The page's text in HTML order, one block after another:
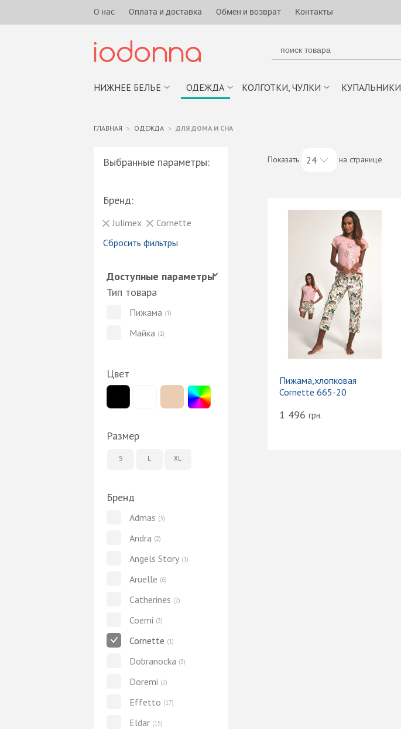
О нас Оплата и доставка Обмен и возврат Контакты
НИЖНЕЕ БЕЛЬЕ ОДЕЖДА КОЛГОТКИ, ЧУЛКИ КУПАЛЬНИКИ
ГЛАВНАЯ ОДЕЖДА ДЛЯ ДОМА И СНА
Показать 24 на странице
Пижама,хлопковая
Cornette 665-20
1 496 грн.
Выбранные параметры:
Бренд:
Julimex
Cornette
Сбросить фильтры
Доступные параметры
Тип товара
Пижама (1)
Майка (1)
Цвет
Размер
S L XL
Бренд
Admas (3)
Andra (2)
Angels Story (1)
Aruelle (6)
Catherines (2)
Coemi (3)
Cornette (1)
Dobranocka (3)
Doremi (2)
Effetto (17)
Eldar (15)